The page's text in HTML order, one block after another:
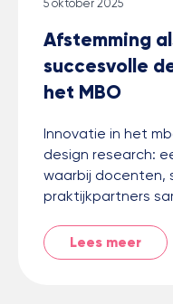
Afstemming
succesvolle
het MBO
5 oktober 2025
Innovatie in het
design research:
waarbij docenten,
praktijkpartners
Lees meer